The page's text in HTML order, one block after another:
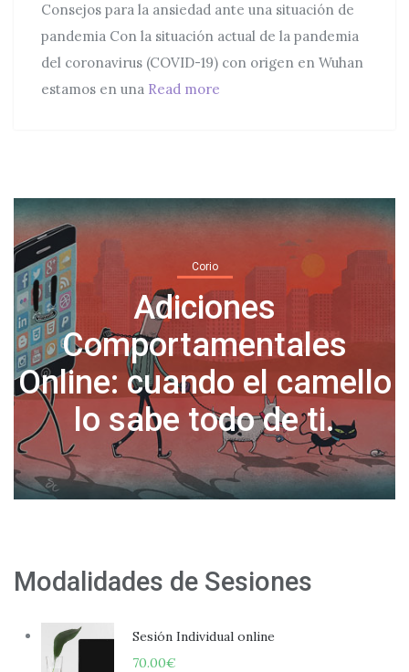
Consejos para la ansiedad ante una situación de
pandemia Con la situación actual de la pandemia
del coronavirus (COVID-19) con origen en Wuhan
estamos en una Read more
Corio
Normalicemos tomar días
libres por salud mental
Modalidades de Sesiones
Sesión Individual online
70.00€